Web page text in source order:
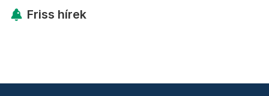
Friss hírek